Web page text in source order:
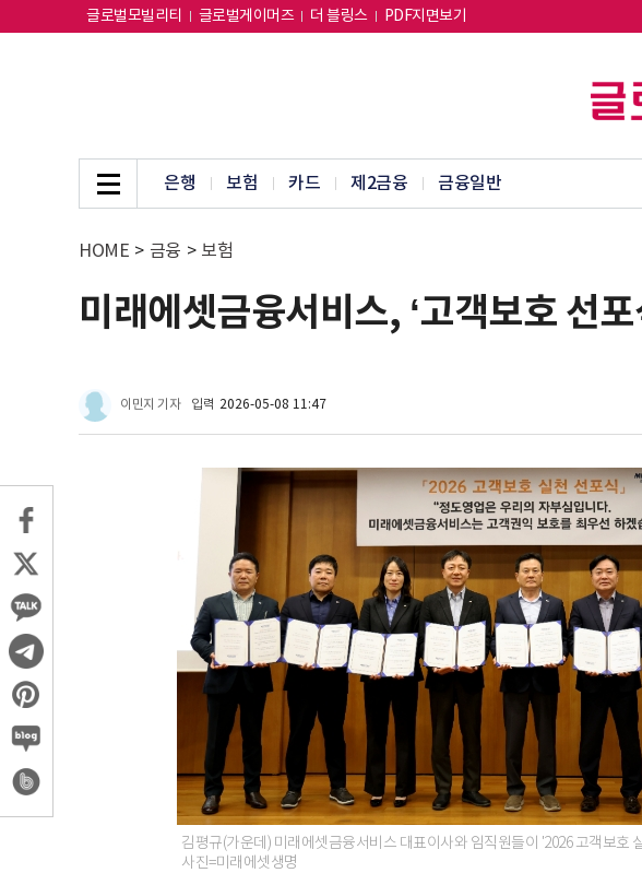
글로벌모빌리티 글로벌게이머즈 더 블링스 PDF지면보기
은행 보험 카드 제2금융 금융일반
HOME > 금융 > 보험
미래에셋금융서비스, ‘고객보호 선
이민지 기자 입력 2026-05-08 11:47
김평규(가운데) 미래에셋금융서비스 대표이사와 임직원들이 '2026 고객보호
사진=미래에셋생명